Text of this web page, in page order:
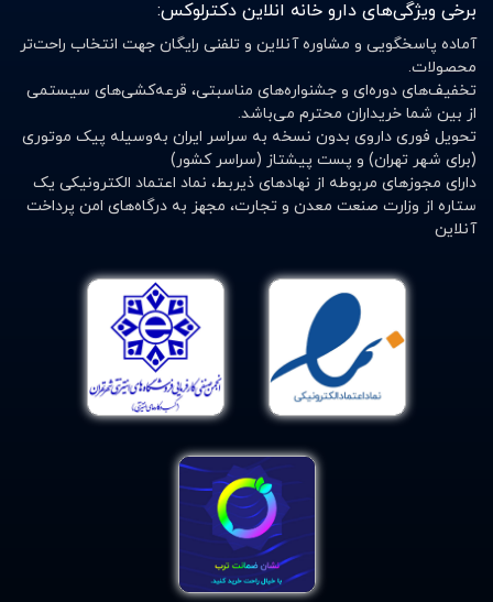
برخی ویژگی‌های دارو خانه انلاین دکترلوکس:
آماده پاسخگویی و مشاوره آنلاین و تلفنی رایگان جهت انتخاب راحت‌تر
محصولات.
تخفیف‌های دوره‌ای و جشنواره‌های مناسبتی، قرعه‌کشی‌های سیستمی
از بین شما خریداران محترم می‌باشد.
تحویل فوری داروی بدون نسخه به سراسر ایران به‌وسیله پیک موتوری
(برای شهر تهران) و پست پیشتاز (سراسر کشور)
دارای مجوزهای مربوطه از نهادهای ذیربط، نماد اعتماد الکترونیکی یک
ستاره از وزارت صنعت معدن و تجارت، مجهز به درگاه‌های امن پرداخت
آنلاین